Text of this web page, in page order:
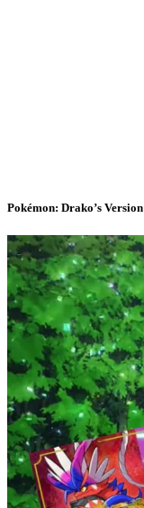
Pokémon: Drako’s Version